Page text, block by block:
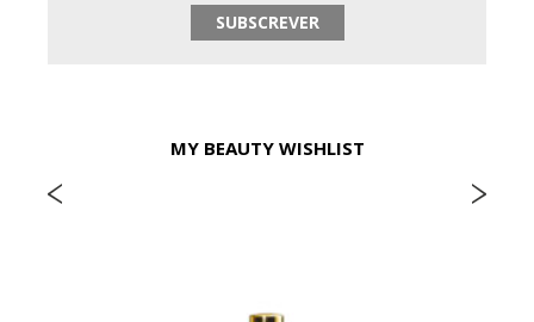
MY BEAUTY WISHLIST